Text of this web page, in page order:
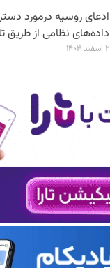
ادعای روسیه درمورد
داده‌های نظامی از طریق
۲ اسفند ۱۴۰۴